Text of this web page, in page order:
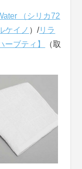
（シリカ72
ケイノ ）/リラ
ブティ】
（取